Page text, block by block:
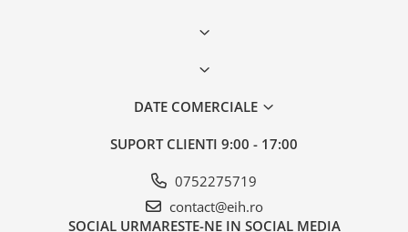
DATE COMERCIALE
SUPORT CLIENTI 9:00 - 17:00
0752275719
contact@eih.ro
SOCIAL URMARESTE-NE IN SOCIAL MEDIA